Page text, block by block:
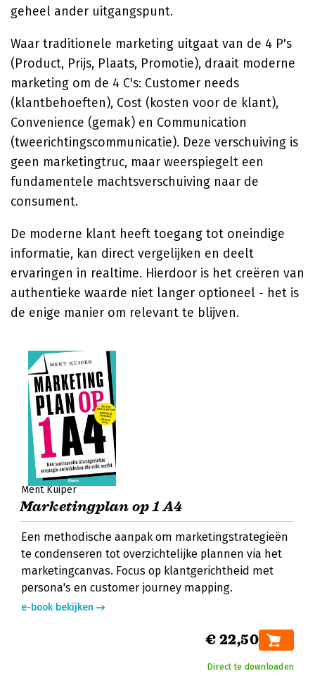
geheel ander uitgangspunt.
Waar traditionele marketing uitgaat van de 4 P's
(Product, Prijs, Plaats, Promotie), draait moderne
marketing om de 4 C's: Customer needs
(klantbehoeften), Cost (kosten voor de klant),
Convenience (gemak) en Communication
(tweerichtingscommunicatie). Deze verschuiving is
geen marketingtruc, maar weerspiegelt een
fundamentele machtsverschuiving naar de
consument.
De moderne klant heeft toegang tot oneindige
informatie, kan direct vergelijken en deelt
ervaringen in realtime. Hierdoor is het creëren van
authentieke waarde niet langer optioneel - het is
de enige manier om relevant te blijven.
Ment Kuiper
Marketingplan op 1 A4
Een methodische aanpak om marketingstrategieën
te condenseren tot overzichtelijke plannen via het
marketingcanvas. Focus op klantgerichtheid met
persona's en customer journey mapping.
e-book bekijken
€ 22,50
Direct te downloaden